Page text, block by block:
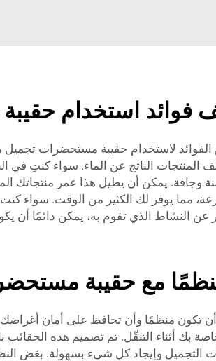
فوائد استخدام
لاستخدام حقيبة مستحضرات تجميل
تلف المنتجات الناتج عن الماء. سواء كنتِ
وجافة. يمكن أن يطيل هذا عمر منتجاتك
مما يوفر لك الكثير من الوقت. سواء كنت
عن النشاط الذي تقوم به، يمكن دائمًا أن
مع حقيبة
بك أثناء التنقّل. تم تصميم هذه
وإيجاد كل شيء بسهولة. بغض النظر